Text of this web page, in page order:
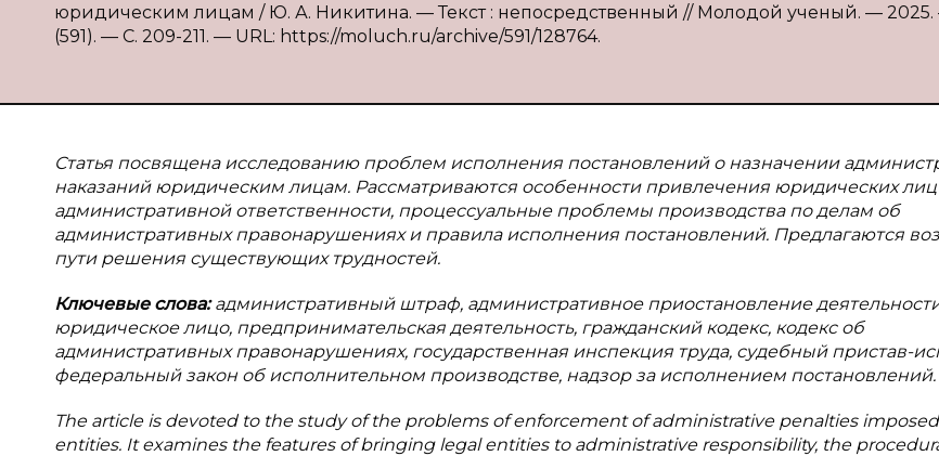
юридическим лицам / Ю. А. Никитина. — Текст : непосредственный // Молодой ученый. —
(591). — С. 209-211. — URL: https://moluch.ru/archive/591/128764.
Статья посвящена исследованию проблем исполнения постановлений о назначении
наказаний юридическим лицам. Рассматриваются особенности привлечения юридических лиц
административной ответственности, процессуальные проблемы производства по делам об
административных правонарушениях и правила исполнения постановлений. Предлагаются
пути решения существующих трудностей.
Ключевые слова:административный штраф, административное приостановление
юридическое лицо, предпринимательская деятельность, гражданский кодекс, кодекс об
административных правонарушениях, государственная инспекция труда, судебный пристав-
федеральный закон об исполнительном производстве, надзор за исполнением постановлений.
The article is devoted to the study of the problems of enforcement of administrative penalties
entities. It examines the features of bringing legal entities to administrative responsibility, the